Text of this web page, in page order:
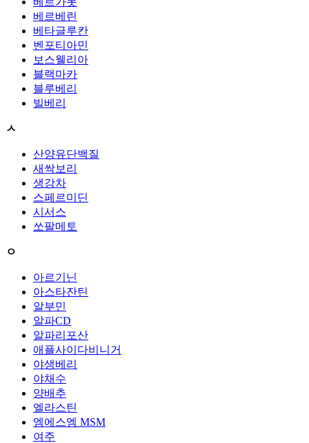
베르베린
베타글루칸
벤포티아민
보스웰리아
블랙마카
블루베리
빌베리
ㅅ
산양유단백질
새싹보리
생강차
스페르미딘
시서스
쏘팔메토
ㅇ
아르기닌
아스타잔틴
알부민
알파CD
알파리포산
애플사이다비니거
야생베리
야채수
양배추
엘라스틴
엠에스엠 MSM
여주